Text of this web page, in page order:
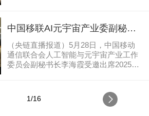
接传统金融与区块链领域的关键赛道，
正受到越来越多的关注。而香港，凭借
其独特的金融地位和前瞻性的政策布
局，已然成为这场变革的前沿阵地。
中国移联AI元宇宙产业委副秘书
长李海霞受邀出席中关村AI共赢
会议
（央链直播报道）5月28日，中国移动
通信联合会人工智能与元宇宙产业工作
委员会副秘书长李海霞受邀出席2025中
AI+共赢教育市场创新供需模式资源对接
会。作为国家级教育科技产业创新平
1/16